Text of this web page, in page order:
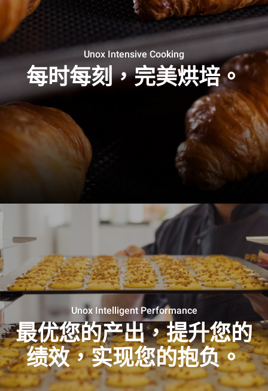
Unox Intensive Cooking
每时每刻，完美烘培。
Unox Intelligent Performance
最优您的产出，提升您的
绩效，实现您的抱负。